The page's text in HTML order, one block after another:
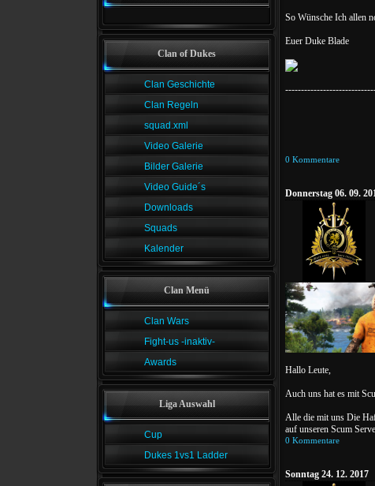
Clan of Dukes
Clan Geschichte
Clan Regeln
squad.xml
Video Galerie
Bilder Galerie
Video Guide´s
Downloads
Squads
Kalender
Clan Menü
Clan Wars
Fight-us -inaktiv-
Awards
Liga Auswahl
Cup
Dukes 1vs1 Ladder
So Wünsche Ich allen
Euer Duke Blade
0 Kommentare
Donnerstag 06. 09.
Hallo Leute,
Auch uns hat es mit
Alle die mit uns Die
auf unseren Scum
0 Kommentare
Sonntag 24. 12. 2017